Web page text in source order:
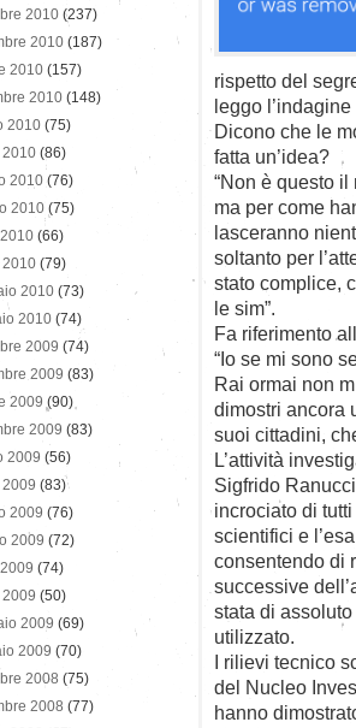
rispetto del
leggo
Dicono che le
fatta un’idea?
“Non è questo
ma per come
lasceranno
soltanto per
stato complice,
le sim”.
Fa riferimento
“Io se mi sono
Rai ormai non
dimostri ancora
suoi cittadini,
L’attività
Sigfrido
incrociato di
scientifici e
consentendo di
successive
stata di
utilizzato.
I rilievi tecnico
del Nucleo
hanno
2010 (237)
2010 (187)
2010 (157)
2010 (148)
2010 (75)
2010 (86)
2010 (76)
2010 (75)
(66)
2010 (79)
2010 (73)
2010 (74)
2009 (74)
2009 (83)
2009 (90)
2009 (83)
2009 (56)
(83)
2009 (76)
2009 (72)
(74)
2009 (50)
2009 (69)
2009 (70)
2008 (75)
2008 (77)